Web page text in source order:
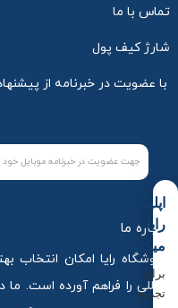
تماس با ما
شارژ کیف پول
با عضویت در خبرنامه از
درباره ما
فروشگاه رایا امکان انتخاب
المللی را فراهم آورده است.
اپلیکیشن
رایا
میکاپ
برای
تجربه